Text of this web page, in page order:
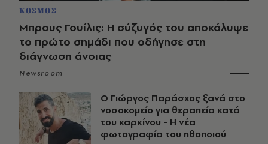
ΚΟΣΜΟΣ
Μπρους Γουίλις: Η σύζυγός του αποκάλυψε
το πρώτο σημάδι που οδήγησε στη
διάγνωση άνοιας
Newsroom
O Γιώργος Παράσχος ξανά στο
νοσοκομείο για θεραπεία κατά
του καρκίνου - Η νέα
φωτογραφία του ηθοποιού